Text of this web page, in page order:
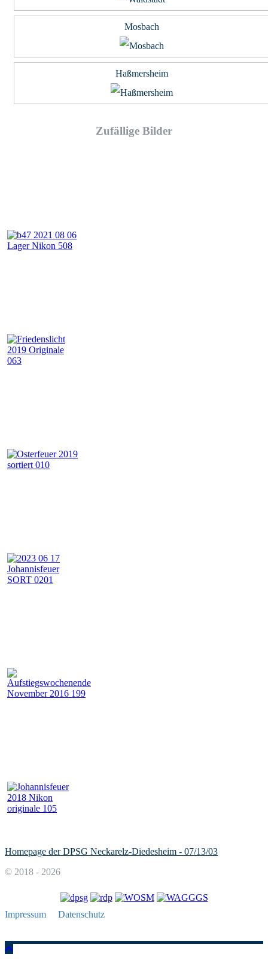
Mosbach
Haßmersheim
Zufällige Bilder
Homepage der DPSG Neckarelz-Diedesheim - 07/13/03
© 2018 - 2026
Impressum Datenschutz